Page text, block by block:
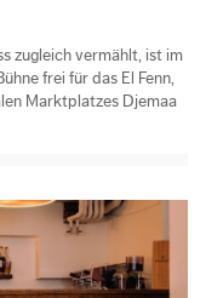
zugleich vermählt, ist im
frei für das El Fenn,
Marktplatzes Djemaa